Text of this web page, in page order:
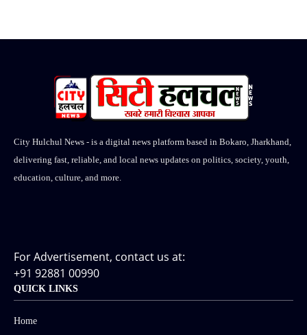
City Hulchul News - is a digital news platform based in Bokaro, Jharkhand,
delivering fast, reliable, and local news updates on politics, society, youth,
education, culture, and more.
For Advertisement, contact us at:
+91 92881 00990
QUICK LINKS
Home